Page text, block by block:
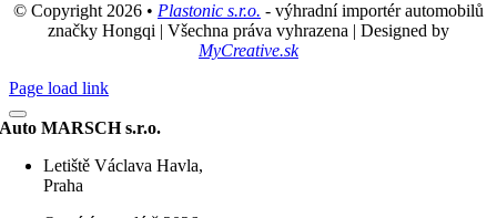
© Copyright 2026 • Plastonic s.r.o. - výhradní importér automobilů
značky Hongqi | Všechna práva vyhrazena | Designed by
MyCreative.sk
Page load link
Auto MARSCH s.r.o.
Letiště Václava Havla,
Praha